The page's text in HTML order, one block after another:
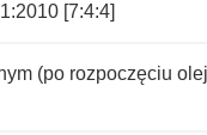
[7:4:4]
(po rozpoczęciu